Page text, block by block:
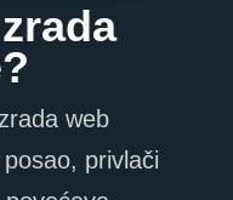
web
privlači